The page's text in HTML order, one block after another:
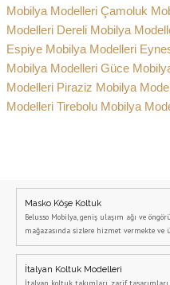
Mobilya Modelleri Çamoluk
Modelleri Dereli Mobilya
Espiye Mobilya Modelleri
Mobilya Modelleri Güce
Modelleri Piraziz Mobilya
Modelleri Tirebolu Mobilya
Masko Köşe Koltuk
Belusso Mobilya, geniş ulaşım ağı ve
mağazasında sizlere hizmet vermekte
İtalyan Koltuk Modelleri